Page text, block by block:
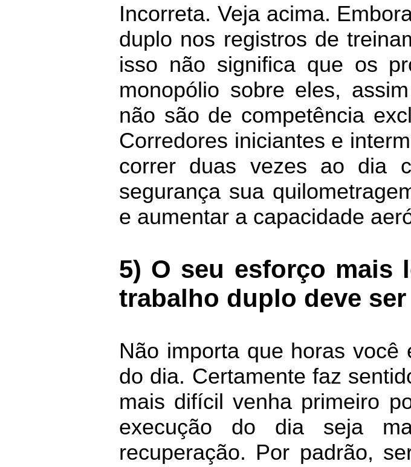
Incorreta. Veja acima.
duplo nos registros de
isso não significa que os
monopólio sobre eles,
não são de competência
Corredores iniciantes e
correr duas vezes ao dia
segurança sua
e aumentar a capacidade
5) O seu esforço mais
trabalho duplo deve
Não importa que horas
do dia. Certamente faz
mais difícil venha primeiro
execução do dia seja
recuperação. Por padrão,